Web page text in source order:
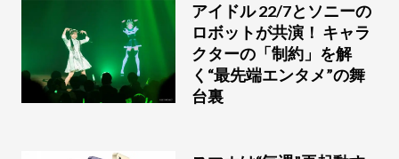
アイドル 22/7とソニーの
ロボットが共演！ キャラ
クターの「制約」を解
く“最先端エンタメ”の舞
台裏